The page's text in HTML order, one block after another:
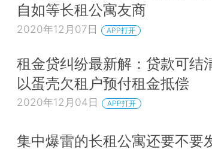
自如等长租公寓友商
2020年12月07日 APP打开
租金贷纠纷最新解：贷款可结
以蛋壳欠租户预付租金抵偿
2020年12月04日 APP打开
集中爆雷的长租公寓还要不要